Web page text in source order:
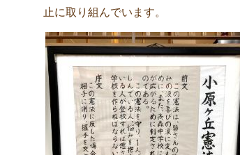
止に取り組んでいます。